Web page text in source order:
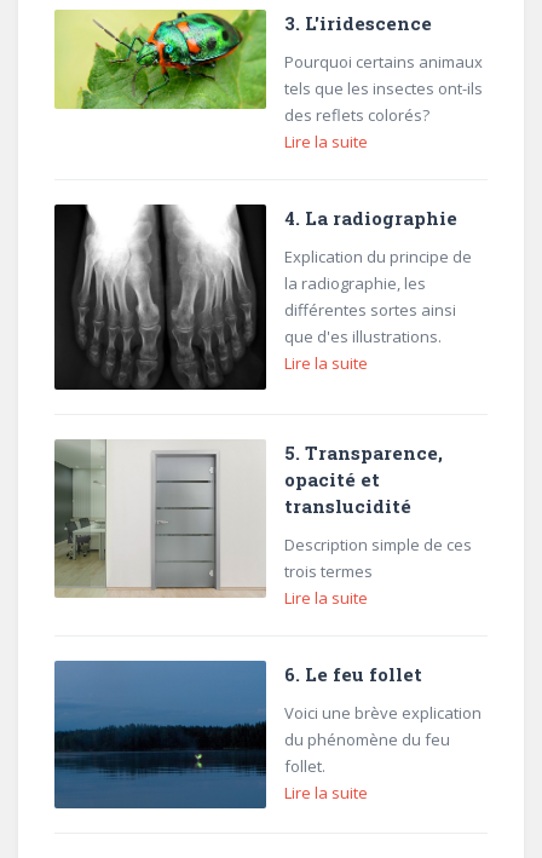
3. L'iridescence
Pourquoi certains animaux
tels que les insectes ont-ils
des reflets colorés?
Lire la suite
4. La radiographie
Explication du principe de
la radiographie, les
différentes sortes ainsi
que d'es illustrations.
Lire la suite
5. Transparence,
opacité et
translucidité
Description simple de ces
trois termes
Lire la suite
6. Le feu follet
Voici une brève explication
du phénomène du feu
follet.
Lire la suite